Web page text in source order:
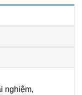
nghiệm,